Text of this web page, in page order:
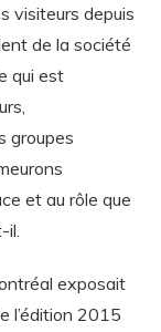
visiteurs depuis
de la société
qui est
groupes
et au rôle que
exposait
l’édition 2015